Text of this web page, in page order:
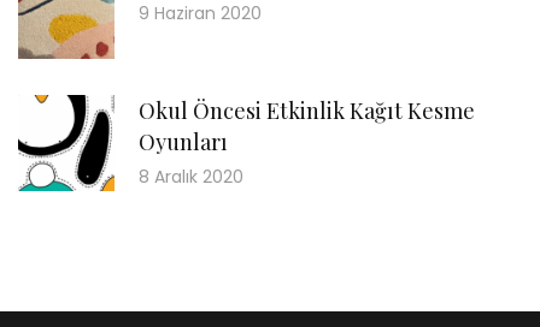
9 Haziran 2020
Okul Öncesi Etkinlik Kağıt Kesme
Oyunları
8 Aralık 2020